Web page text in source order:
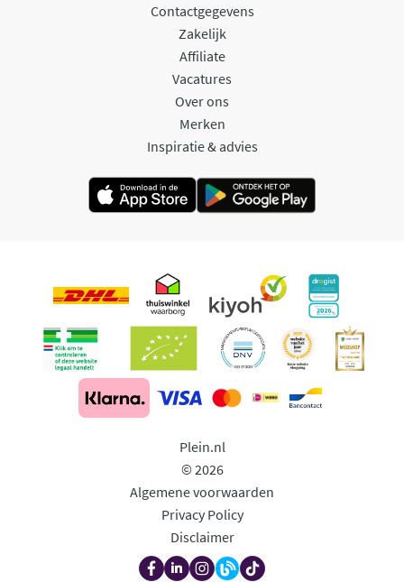
Contactgegevens
Zakelijk
Affiliate
Vacatures
Over ons
Merken
Inspiratie & advies
Plein.nl
© 2026
Algemene voorwaarden
Privacy Policy
Disclaimer